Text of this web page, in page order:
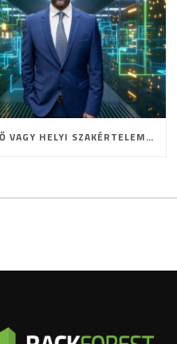
FELHŐ VAGY HELYI SZAKÉRTELEM? A HOSTING JELENE ÉS JÖVŐJE